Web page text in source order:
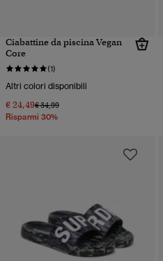
Ciabattine da piscina Vegan
Core
(1)
Altri colori disponibili
€ 24,49Prezzo ridotto da
€ 34,99a
Risparmi 30%